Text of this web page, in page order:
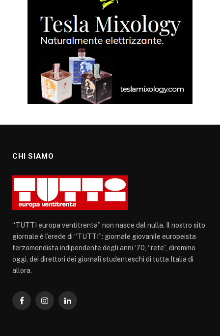
CHI SIAMO
“TUTTI europa ventitrenta” non nasce dal nulla. Il nostro sito
giornale è l’erede di “TUTTI”: giornale giovanile europeista
terzomondista indipendente degli anni ‘70, “rete”, diremmo
oggi, dei direttori dei giornali studenteschi di tutta Italia di
allora.
FacebookInstagramLinkedIn